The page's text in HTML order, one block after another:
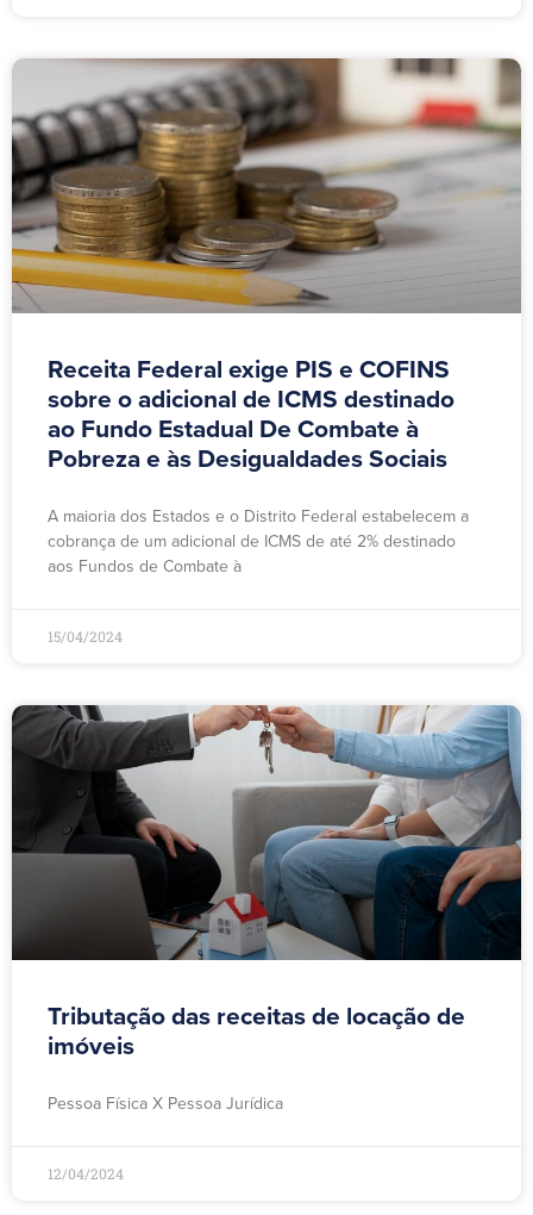
Receita Federal exige PIS e COFINS
sobre o adicional de ICMS destinado
ao Fundo Estadual De Combate à
Pobreza e às Desigualdades Sociais
A maioria dos Estados e o Distrito Federal estabelecem a
cobrança de um adicional de ICMS de até 2% destinado
aos Fundos de Combate à
15/04/2024
Tributação das receitas de locação de
imóveis
Pessoa Física X Pessoa Jurídica
12/04/2024